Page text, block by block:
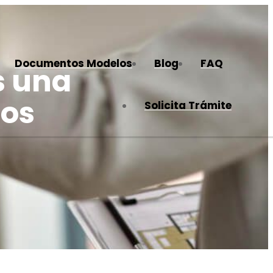
Documentos Modelos Blog FAQ
Solicita Trámite
una